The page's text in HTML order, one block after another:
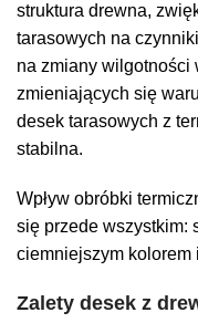
struktura drewna,
tarasowych na
na zmiany wilgotności
zmieniających się
desek tarasowych z
stabilna.
Wpływ obróbki
się przede wszystkim:
ciemniejszym kolorem
Zalety desek z